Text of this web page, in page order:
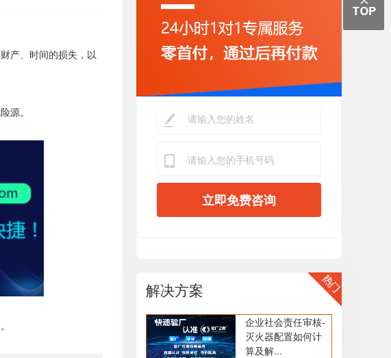
产、时间的损失，以
源。
立即免费咨询
解决方案
企业社会责任审核-
灭火器配置如何计
算及解...